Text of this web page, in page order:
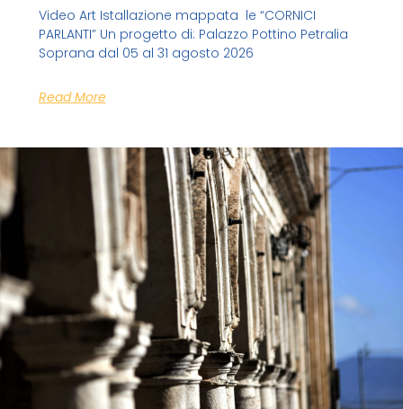
Video Art Istallazione mappata le “CORNICI
PARLANTI” Un progetto di: Palazzo Pottino Petralia
Soprana dal 05 al 31 agosto 2026
Read More